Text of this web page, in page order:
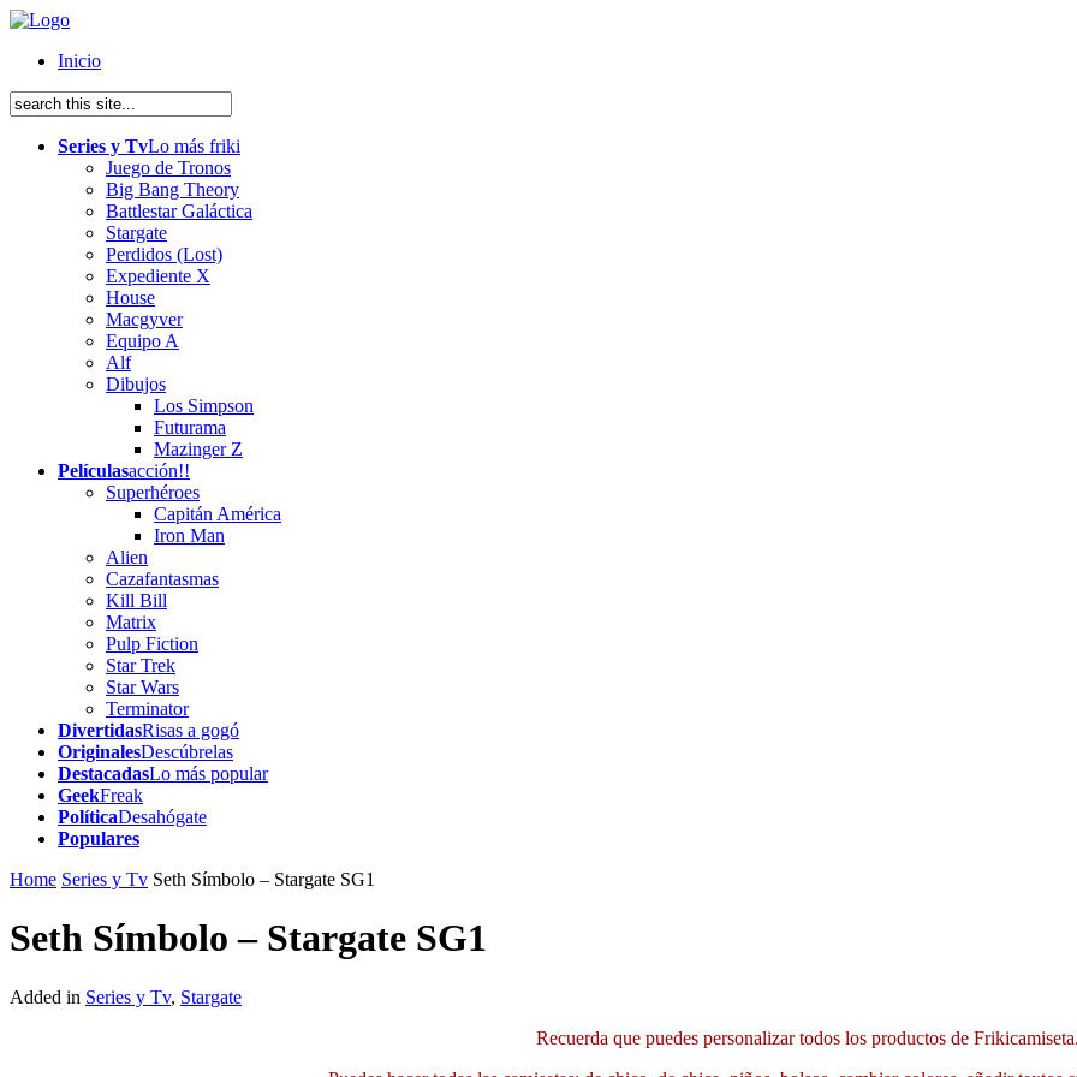
Inicio
Series y TvLo más friki
Juego de Tronos
Big Bang Theory
Battlestar Galáctica
Stargate
Perdidos (Lost)
Expediente X
House
Macgyver
Equipo A
Alf
Dibujos
Los Simpson
Futurama
Mazinger Z
Películasacción!!
Superhéroes
Capitán América
Iron Man
Alien
Cazafantasmas
Kill Bill
Matrix
Pulp Fiction
Star Trek
Star Wars
Terminator
DivertidasRisas a gogó
OriginalesDescúbrelas
DestacadasLo más popular
GeekFreak
PolíticaDesahógate
Populares
Home Series y Tv Seth Símbolo – Stargate SG1
Seth Símbolo – Stargate SG1
Added in Series y Tv, Stargate
Recuerda que puedes personalizar todos los productos de